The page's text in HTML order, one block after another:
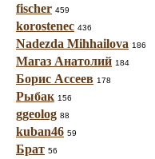
fischer 459
korostenec 436
Nadezda Mihhailova 186
Магаз Анатолий 184
Борис Ассеев 178
Рыбак 156
ggeolog 88
kuban46 59
Брат 56